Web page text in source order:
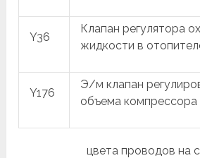
Y36
Клапан регулятора
жидкости в
Y176
Э/м клапан
объема
цвета проводов на